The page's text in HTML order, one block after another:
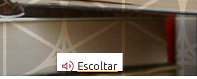
Escoltar